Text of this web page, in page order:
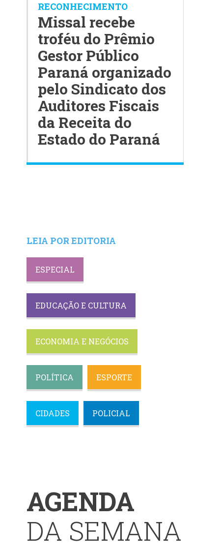
RECONHECIMENTO
Missal recebe
troféu do Prêmio
Gestor Público
Paraná organizado
pelo Sindicato dos
Auditores Fiscais
da Receita do
Estado do Paraná
LEIA POR EDITORIA
CIDADES POLICIAL
POLÍTICA ESPORTE
ECONOMIA E NEGÓCIOS
EDUCAÇÃO E CULTURA
ESPECIAL
AGENDA
DA SEMANA